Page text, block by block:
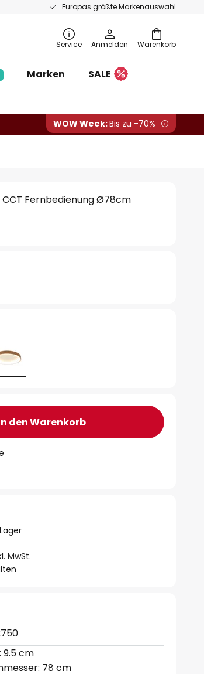
Europas größte Markenauswahl
Warenkorb
Service Anmelden
Marken
SALE
WOW Week:Bis zu -70%
Fernbedienung Ø78cm
den Warenkorb
MwSt.
9.5 cm
78 cm